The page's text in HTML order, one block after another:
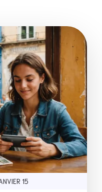
15